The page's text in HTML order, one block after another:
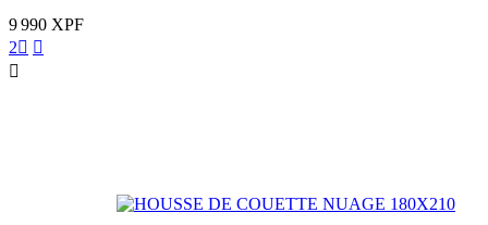
9 990 XPF
2 
